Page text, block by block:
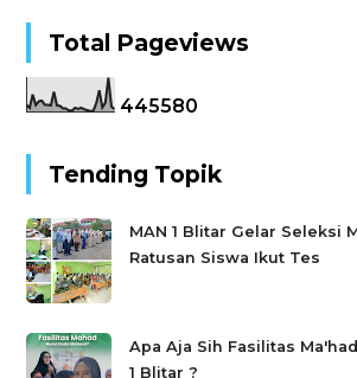
Total Pageviews
445580
Tending Topik
MAN 1 Blitar Gelar Seleksi
Ratusan Siswa Ikut Tes
Apa Aja Sih Fasilitas
1 Blitar ?